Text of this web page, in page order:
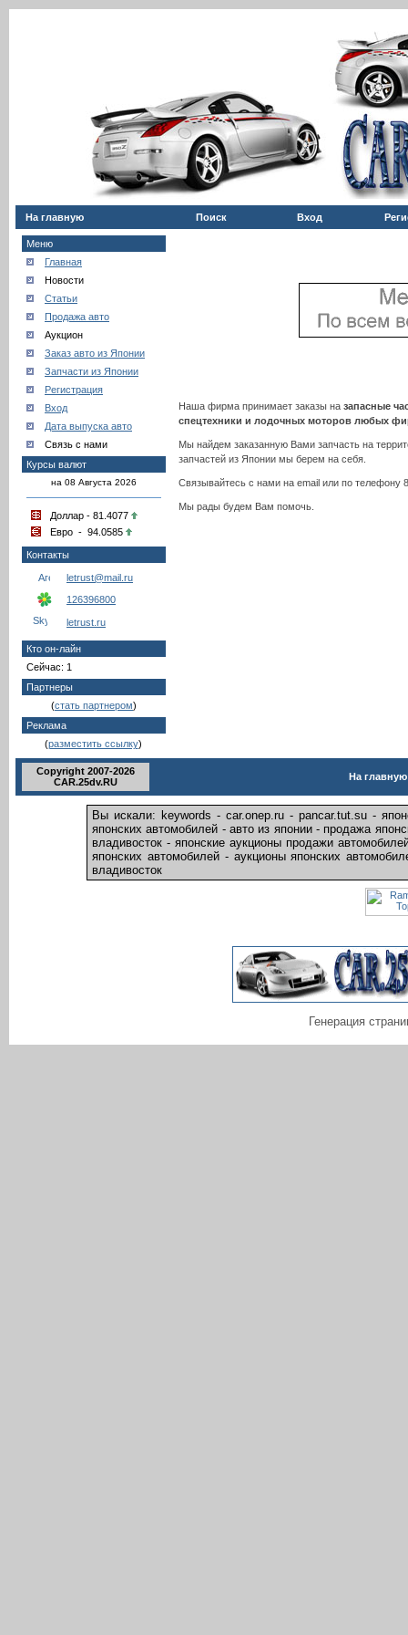
На главную Поиск Вход
Меню
Главная
Новости
Статьи
Продажа авто
Аукцион
Заказ авто из Японии
Запчасти из Японии
Регистрация
Вход
Дата выпуска авто
Связь с нами
Курсы валют
на 08 Августа 2026
Доллар - 81.4077
Евро - 94.0585
Контакты
letrust@mail.ru
126396800
letrust.ru
Кто он-лайн
Сейчас: 1
Партнеры
(стать партнером)
Реклама
(разместить ссылку)
Наша фирма принимает заказы на запасные
спецтехники и лодочных моторов любых
Мы найдем заказанную Вами запчасть на
запчастей из Японии мы берем на себя.
Связывайтесь с нами на email или по телефону
Мы рады будем Вам помочь.
Copyright 2007-2026
CAR.25dv.RU
На главную
Вы искали: keywords - car.onep.ru - pancar.tut.su -
японских автомобилей - авто из японии - продажа
владивосток - японские аукционы продажи
японских автомобилей - аукционы японских
владивосток
Генерация